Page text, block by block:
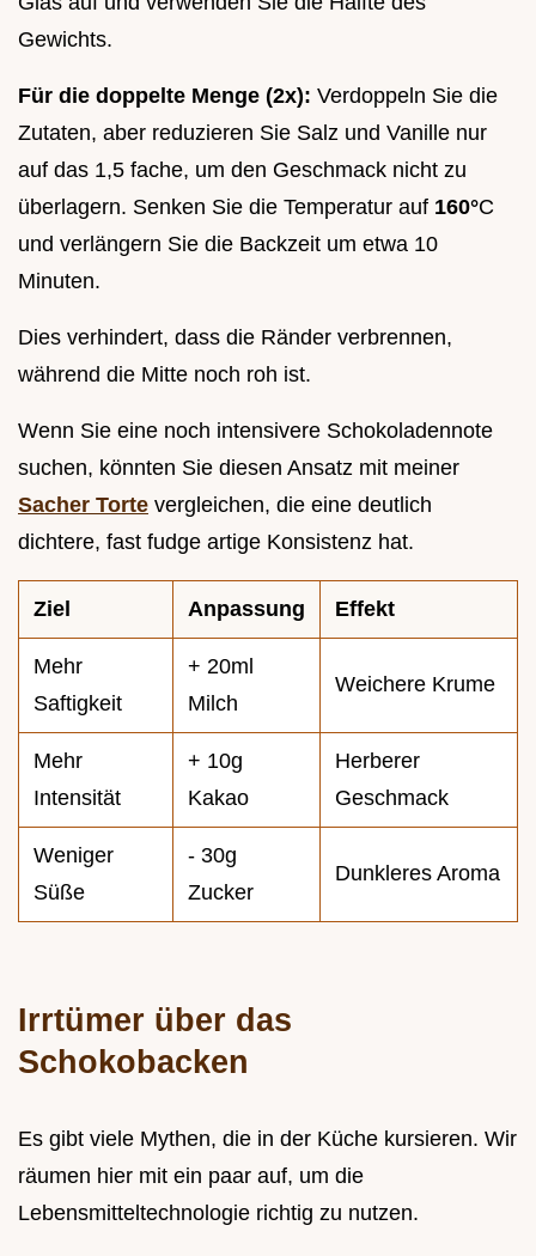
Gewichts.
Für die doppelte Menge (2x): Verdoppeln Sie die
Zutaten, aber reduzieren Sie Salz und Vanille nur
auf das 1,5 fache, um den Geschmack nicht zu
überlagern. Senken Sie die Temperatur auf 160°C
und verlängern Sie die Backzeit um etwa 10
Minuten.
Dies verhindert, dass die Ränder verbrennen,
während die Mitte noch roh ist.
Wenn Sie eine noch intensivere Schokoladennote
suchen, könnten Sie diesen Ansatz mit meiner
Sacher Torte vergleichen, die eine deutlich
dichtere, fast fudge artige Konsistenz hat.
Ziel Anpassung Effekt
Mehr
Saftigkeit
+ 20ml
Milch
Weichere Krume
Mehr
Intensität
+ 10g
Kakao
Herberer
Geschmack
Weniger
Süße
- 30g
Zucker
Dunkleres Aroma
Irrtümer über das
Schokobacken
Es gibt viele Mythen, die in der Küche kursieren. Wir
räumen hier mit ein paar auf, um die
Lebensmitteltechnologie richtig zu nutzen.